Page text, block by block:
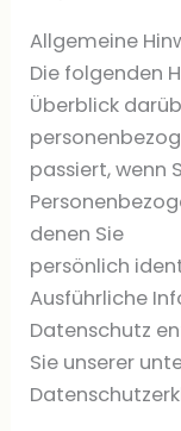
Allgemeine
Die folgenden
Überblick
passiert, wenn
denen Sie
persönlich
Ausführliche
Datenschutz
Sie unserer